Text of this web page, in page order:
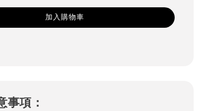
加入購物車
事項：